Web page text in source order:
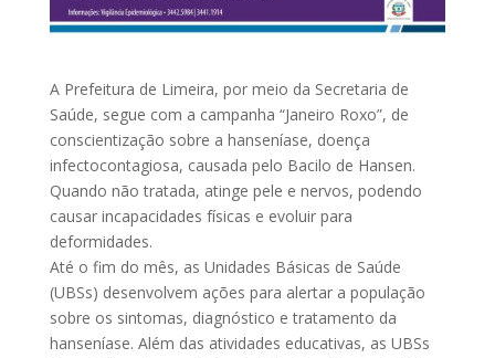
A Prefeitura de Limeira, por meio da Secretaria de
Saúde, segue com a campanha “Janeiro Roxo”, de
conscientização sobre a hanseníase, doença
infectocontagiosa, causada pelo Bacilo de Hansen.
Quando não tratada, atinge pele e nervos, podendo
causar incapacidades físicas e evoluir para
deformidades.
Até o fim do mês, as Unidades Básicas de Saúde
(UBSs) desenvolvem ações para alertar a população
sobre os sintomas, diagnóstico e tratamento da
hanseníase. Além das atividades educativas, as UBSs